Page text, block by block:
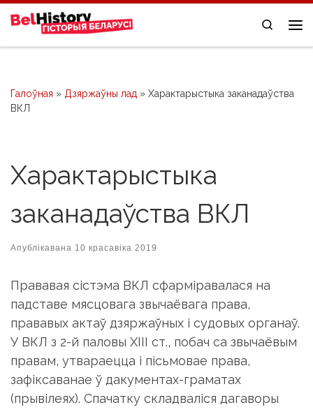
Skip to content
Search
Галоўная » Дзяржаўны лад » Характарыстыка заканадаўства
ВКЛ
Характарыстыка
заканадаўства ВКЛ
Апублікавана 10 красавіка 2019
Прававая сістэма ВКЛ сфарміравалася на
падставе мясцовага звычаёвага права,
прававых актаў дзяржаўных і судовых органаў.
У ВКЛ з 2-й паловы XIII ст., побач са звычаёвым
правам, утвараецца і пісьмовае права,
зафіксаванае ў дакументах-граматах
(прывілеях). Спачатку складваліся дагаворы